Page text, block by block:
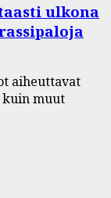
ulkona
aiheuttavat
kuin muut